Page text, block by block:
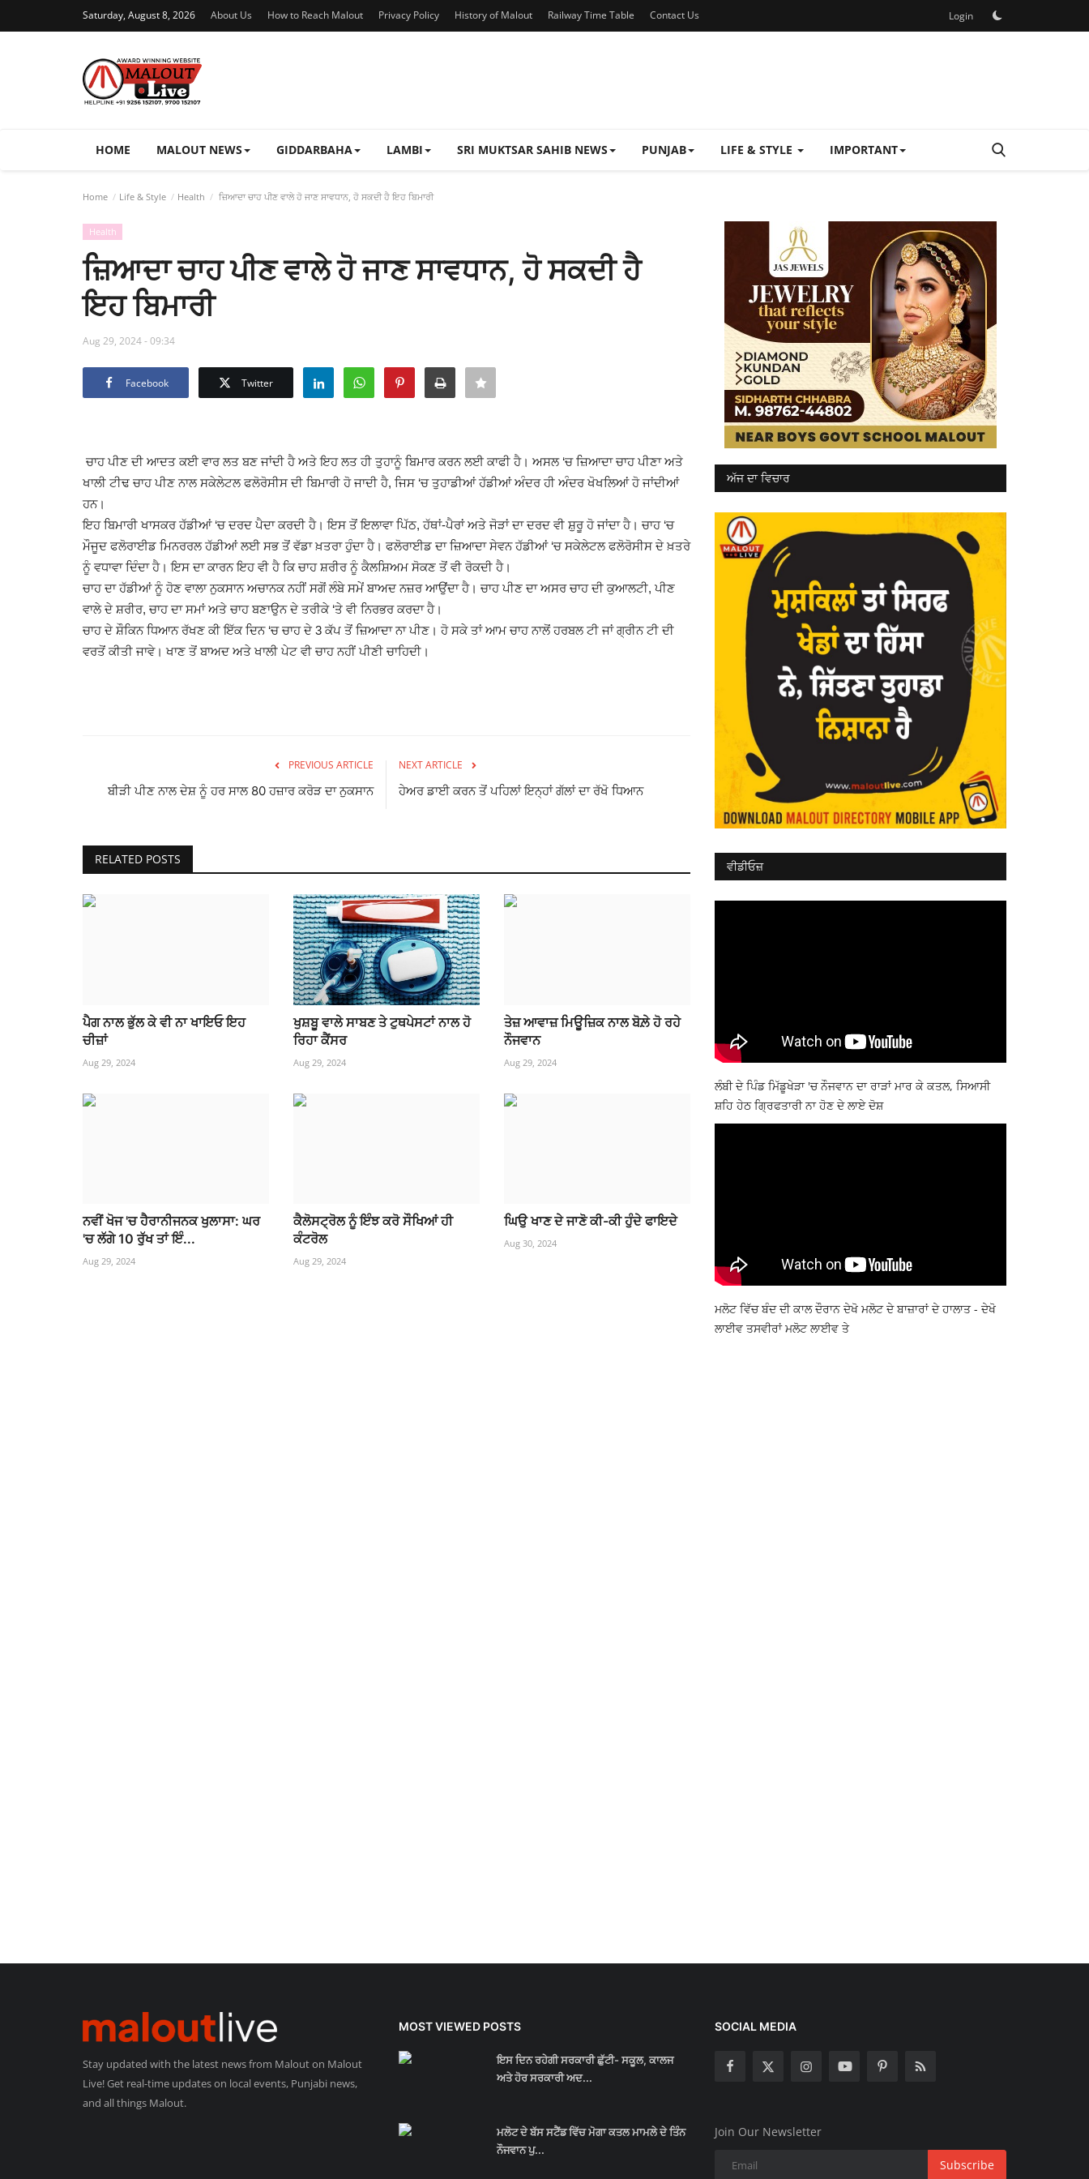
Saturday, August 8, 2026 About Us How to Reach Malout Privacy Policy History of Malout Railway Time Table Contact Us Login
HOME MALOUT NEWS GIDDARBAHA LAMBI SRI MUKTSAR SAHIB NEWS PUNJAB LIFE & STYLE IMPORTANT
Home Life & Style Health ਜ਼ਿਆਦਾ ਚਾਹ ਪੀਣ ਵਾਲੇ ਹੋ ਜਾਣ ਸਾਵਧਾਨ, ਹੋ ਸਕਦੀ ਹੈ ਇਹ ਬਿਮਾਰੀ
Health
ਜ਼ਿਆਦਾ ਚਾਹ ਪੀਣ ਵਾਲੇ ਹੋ ਜਾਣ ਸਾਵਧਾਨ, ਹੋ ਸਕਦੀ ਹੈ
ਇਹ ਬਿਮਾਰੀ
Aug 29, 2024 - 09:34
Facebook Twitter
ਚਾਹ ਪੀਣ ਦੀ ਆਦਤ ਕਈ ਵਾਰ ਲਤ ਬਣ ਜਾਂਦੀ ਹੈ ਅਤੇ ਇਹ ਲਤ ਹੀ ਤੁਹਾਨੂੰ ਬਿਮਾਰ ਕਰਨ ਲਈ ਕਾਫੀ ਹੈ। ਅਸਲ ‘ਚ ਜ਼ਿਆਦਾ ਚਾਹ ਪੀਣਾ ਅਤੇ
ਖਾਲੀ ਟੀਢ ਚਾਹ ਪੀਣ ਨਾਲ ਸਕੇਲੇਟਲ ਫਲੋਰੋਸੀਸ ਦੀ ਬਿਮਾਰੀ ਹੋ ਜਾਦੀ ਹੈ, ਜਿਸ ‘ਚ ਤੁਹਾਡੀਆਂ ਹੱਡੀਆਂ ਅੰਦਰ ਹੀ ਅੰਦਰ ਖੋਖਲਿਆਂ ਹੋ ਜਾਂਦੀਆਂ
ਹਨ।
ਇਹ ਬਿਮਾਰੀ ਖਾਸਕਰ ਹੱਡੀਆਂ ‘ਚ ਦਰਦ ਪੈਦਾ ਕਰਦੀ ਹੈ। ਇਸ ਤੋਂ ਇਲਾਵਾ ਪਿੱਠ, ਹੱਥਾਂ-ਪੈਰਾਂ ਅਤੇ ਜੋੜਾਂ ਦਾ ਦਰਦ ਵੀ ਸ਼ੁਰੂ ਹੋ ਜਾਂਦਾ ਹੈ। ਚਾਹ ‘ਚ
ਮੌਜੂਦ ਫਲੋਰਾਈਡ ਮਿਨਰਰਲ ਹੱਡੀਆਂ ਲਈ ਸਭ ਤੋਂ ਵੱਡਾ ਖ਼ਤਰਾ ਹੁੰਦਾ ਹੈ। ਫਲੋਰਾਈਡ ਦਾ ਜ਼ਿਆਦਾ ਸੇਵਨ ਹੱਡੀਆਂ ‘ਚ ਸਕੇਲੇਟਲ ਫਲੋਰੋਸੀਸ ਦੇ ਖ਼ਤਰੇ
ਨੂੰ ਵਧਾਵਾ ਦਿੰਦਾ ਹੈ। ਇਸ ਦਾ ਕਾਰਨ ਇਹ ਵੀ ਹੈ ਕਿ ਚਾਹ ਸ਼ਰੀਰ ਨੂੰ ਕੈਲਸ਼ਿਅਮ ਸੋਕਣ ਤੋਂ ਵੀ ਰੋਕਦੀ ਹੈ।
ਚਾਹ ਦਾ ਹੱਡੀਆਂ ਨੂੰ ਹੋਣ ਵਾਲਾ ਨੁਕਸਾਨ ਅਚਾਨਕ ਨਹੀਂ ਸਗੋਂ ਲੰਬੇ ਸਮੇਂ ਬਾਅਦ ਨਜ਼ਰ ਆਉਂਦਾ ਹੈ। ਚਾਹ ਪੀਣ ਦਾ ਅਸਰ ਚਾਹ ਦੀ ਕੁਆਲਟੀ, ਪੀਣ
ਵਾਲੇ ਦੇ ਸ਼ਰੀਰ, ਚਾਹ ਦਾ ਸਮਾਂ ਅਤੇ ਚਾਹ ਬਣਾਉਨ ਦੇ ਤਰੀਕੇ ‘ਤੇ ਵੀ ਨਿਰਭਰ ਕਰਦਾ ਹੈ।
ਚਾਹ ਦੇ ਸ਼ੌਕਿਨ ਧਿਆਨ ਰੱਖਣ ਕੀ ਇੱਕ ਦਿਨ ‘ਚ ਚਾਹ ਦੇ 3 ਕੱਪ ਤੋਂ ਜ਼ਿਆਦਾ ਨਾ ਪੀਣ। ਹੋ ਸਕੇ ਤਾਂ ਆਮ ਚਾਹ ਨਾਲੋਂ ਹਰਬਲ ਟੀ ਜਾਂ ਗ੍ਰੀਨ ਟੀ ਦੀ
ਵਰਤੋਂ ਕੀਤੀ ਜਾਵੇ। ਖਾਣ ਤੋਂ ਬਾਅਦ ਅਤੇ ਖਾਲੀ ਪੇਟ ਵੀ ਚਾਹ ਨਹੀਂ ਪੀਣੀ ਚਾਹਿਦੀ।
PREVIOUS ARTICLE
ਬੀੜੀ ਪੀਣ ਨਾਲ ਦੇਸ਼ ਨੂੰ ਹਰ ਸਾਲ 80 ਹਜ਼ਾਰ ਕਰੋੜ ਦਾ ਨੁਕਸਾਨ
NEXT ARTICLE
ਹੇਅਰ ਡਾਈ ਕਰਨ ਤੋਂ ਪਹਿਲਾਂ ਇਨ੍ਹਾਂ ਗੱਲਾਂ ਦਾ ਰੱਖੋ ਧਿਆਨ
RELATED POSTS
ਪੈਗ ਨਾਲ ਭੁੱਲ ਕੇ ਵੀ ਨਾ ਖਾਇਓ ਇਹ
ਚੀਜ਼ਾਂ
Aug 29, 2024
ਖੁਸ਼ਬੂ ਵਾਲੇ ਸਾਬਣ ਤੇ ਟੁਥਪੇਸਟਾਂ ਨਾਲ ਹੋ
ਰਿਹਾ ਕੈਂਸਰ
Aug 29, 2024
ਤੇਜ਼ ਆਵਾਜ਼ ਮਿਊਜ਼ਿਕ ਨਾਲ ਬੋਲ਼ੇ ਹੋ ਰਹੇ
ਨੌਜਵਾਨ
Aug 29, 2024
ਨਵੀਂ ਖੋਜ 'ਚ ਹੈਰਾਨੀਜਨਕ ਖੁਲਾਸਾ: ਘਰ
'ਚ ਲੱਗੇ 10 ਰੁੱਖ ਤਾਂ ਇੰ...
Aug 29, 2024
ਕੈਲੋਸਟ੍ਰੋਲ ਨੂੰ ਇੰਝ ਕਰੋ ਸੌਖਿਆਂ ਹੀ
ਕੰਟਰੋਲ
Aug 29, 2024
ਘਿਉ ਖਾਣ ਦੇ ਜਾਣੋ ਕੀ-ਕੀ ਹੁੰਦੇ ਫਾਇਦੇ
Aug 30, 2024
ਅੱਜ ਦਾ ਵਿਚਾਰ
ਵੀਡੀਓਜ਼
ਲੰਬੀ ਦੇ ਪਿੰਡ ਮਿੱਡੂਖੇੜਾ 'ਚ ਨੌਜਵਾਨ ਦਾ ਰਾੜਾਂ ਮਾਰ ਕੇ ਕਤਲ, ਸਿਆਸੀ
ਸ਼ਹਿ ਹੇਠ ਗ੍ਰਿਫਤਾਰੀ ਨਾ ਹੋਣ ਦੇ ਲਾਏ ਦੋਸ਼
ਮਲੋਟ ਵਿੱਚ ਬੰਦ ਦੀ ਕਾਲ ਦੌਰਾਨ ਦੇਖੋ ਮਲੋਟ ਦੇ ਬਾਜ਼ਾਰਾਂ ਦੇ ਹਾਲਾਤ - ਦੇਖੋ
ਲਾਈਵ ਤਸਵੀਰਾਂ ਮਲੋਟ ਲਾਈਵ ਤੇ
Stay updated with the latest news from Malout on Malout
Live! Get real-time updates on local events, Punjabi news,
and all things Malout.
MOST VIEWED POSTS
ਇਸ ਦਿਨ ਰਹੇਗੀ ਸਰਕਾਰੀ ਛੁੱਟੀ- ਸਕੂਲ, ਕਾਲਜ
ਅਤੇ ਹੋਰ ਸਰਕਾਰੀ ਅਦ...
ਮਲੋਟ ਦੇ ਬੱਸ ਸਟੈਂਡ ਵਿੱਚ ਮੋਗਾ ਕਤਲ ਮਾਮਲੇ ਦੇ ਤਿੰਨ
ਨੌਜਵਾਨ ਪੁ...
SOCIAL MEDIA
Join Our Newsletter
Subscribe